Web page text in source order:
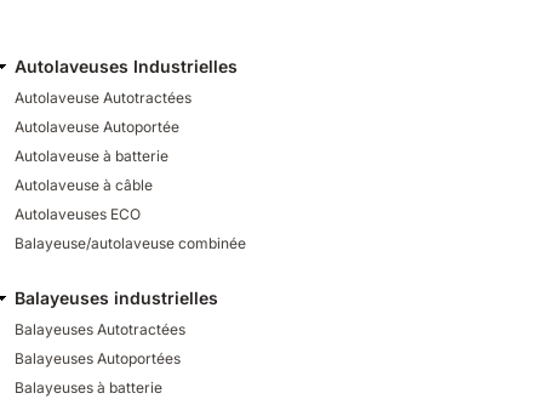
Autolaveuses Industrielles
Autolaveuse Autotractées
Autolaveuse Autoportée
Autolaveuse à batterie
Autolaveuse à câble
Autolaveuses ECO
Balayeuse/autolaveuse combinée
Balayeuses industrielles
Balayeuses Autotractées
Balayeuses Autoportées
Balayeuses à batterie